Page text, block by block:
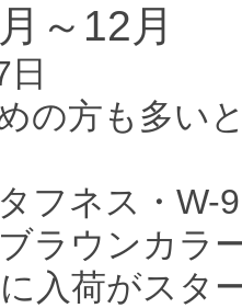
～12月
の方も多い
フネス・W-
ラウンカラ
入荷がスタ